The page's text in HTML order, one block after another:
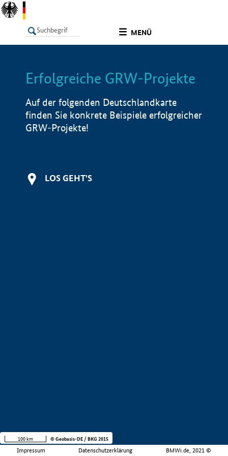
MENÜ
LISTE Info
Erfolgreiche GRW-Projekte
Auf der folgenden Deutschlandkarte
finden Sie konkrete Beispiele erfolgreicher
GRW-Projekte!
LOS GEHT'S
Impressum Datenschutzerklärung BMWi.de, 2021 ©
100 km © Geobasis-DE / BKG 2015